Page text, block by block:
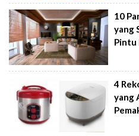
10
yang
Pintu
4
yang